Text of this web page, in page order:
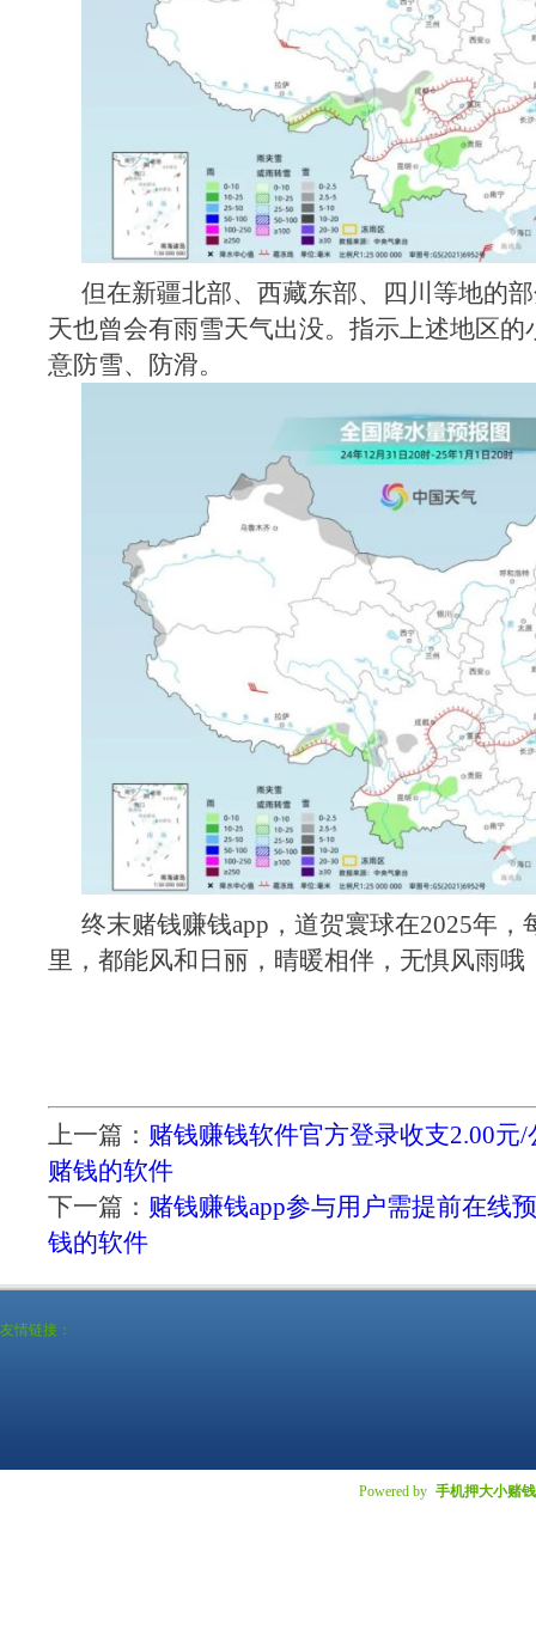
但在新疆北部、西藏东部、四川等地的
天也曾会有雨雪天气出没。指示上述地区的
意防雪、防滑。
终末赌钱赚钱app，道贺寰球在2025年，
里，都能风和日丽，晴暖相伴，无惧风雨哦
上一篇： 赌钱赚钱软件官方登录收支2.00元
赌钱的软件
下一篇： 赌钱赚钱app参与用户需提前在线
钱的软件
友情链接：
Powered by 手机押大小赌